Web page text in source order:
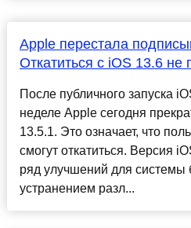
Apple перестала
Откатиться с iOS 13.6 не
После публичного запуска
неделе Apple сегодня
13.5.1. Это означает, что
смогут откатиться. Версия
ряд улучшений для системы
устранением разл...